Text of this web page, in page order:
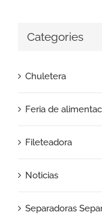
Categories
Chuletera
Feria de
Fileteadora
Noticias
Separadoras